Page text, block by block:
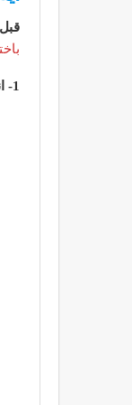
1- انك تـ create الـ value بتاعتك وتوصلها للعميل المناسب